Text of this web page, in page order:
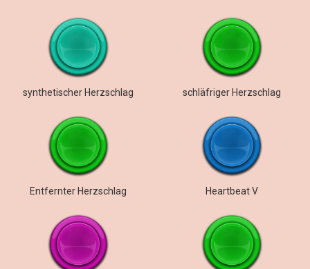
synthetischer Herzschlag schläfriger Herzschlag
Entfernter Herzschlag Heartbeat V